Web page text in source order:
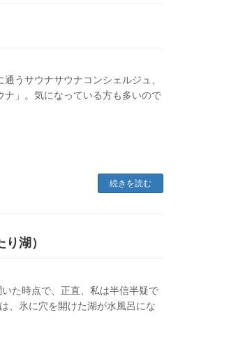
うサウナサウナコンシェルジュ、
」。気になっている方も多いので
続きを読む
湖）
た時点で、正直、私は半信半疑で
、氷に穴を開けた湖が水風呂にな